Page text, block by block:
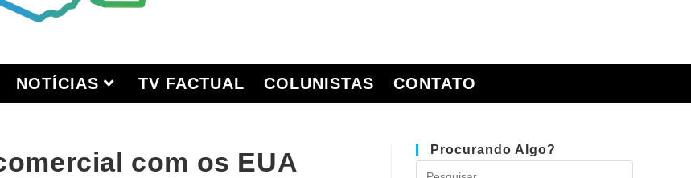
NOTÍCIAS TV FACTUAL COLUNISTAS CONTATO
com os EUA
Procurando Algo?